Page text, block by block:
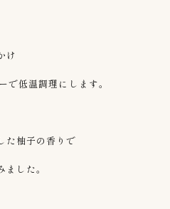
け
低温調理にします。
た柚子の香りで
した。